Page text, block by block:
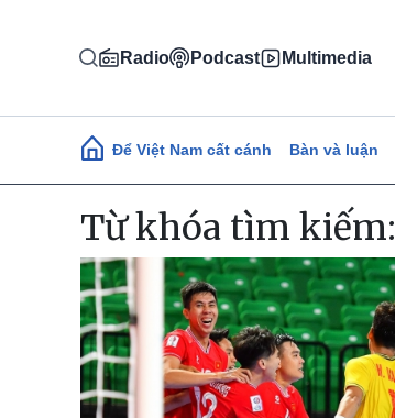
Radio Podcast Multimedia
Main navigation
Để Việt Nam cất cánh Bàn và luận
Từ khóa tìm kiếm: